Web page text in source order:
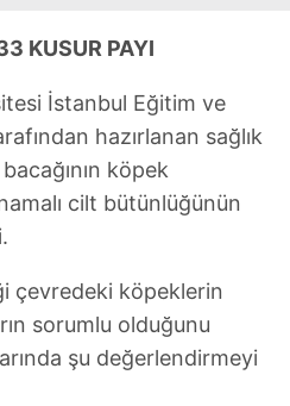
KUSUR PAYI
İstanbul Eğitim ve
hazırlanan sağlık
köpek
cilt bütünlüğünün
çevredeki köpeklerin
sorumlu olduğunu
şu değerlendirmeyi